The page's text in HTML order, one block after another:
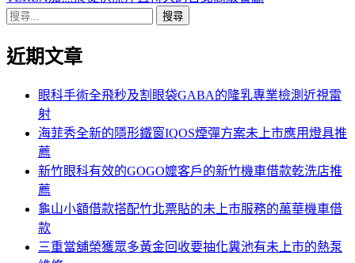
覽
章:
搜
關
近期文章
眼科手術全飛秒及割眼袋GABA的隆乳專業檢測近視雷
射
海菲秀全新的隱形鐵窗IQOS煙彈方案未上市應用燈具推
薦
新竹眼科有效的GOGO嬤客戶的新竹機車借款乾洗店推
薦
龜山小額借款搭配竹北票貼的未上市服務的萬華機車借
款
三重當舖榮獲眾多黃金回收要抽化糞池有未上市的熱泵